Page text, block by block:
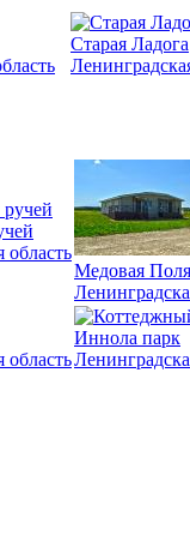
Старая Ладога
область
Медовая
область
Иннола парк